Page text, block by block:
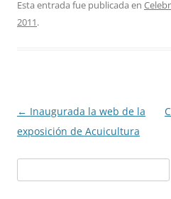
Esta entrada fue publicada en
2011.
Navegación
de
← Inaugurada la web de la
exposición de Acuicultura